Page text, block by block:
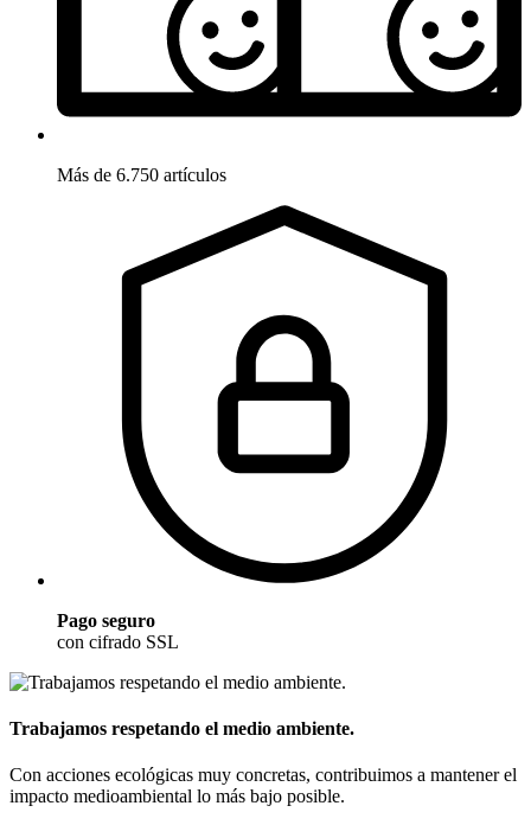
Más de 6.750 artículos
Pago seguro
con cifrado SSL
Trabajamos respetando el medio ambiente.
Con acciones ecológicas muy concretas, contribuimos a mantener el
impacto medioambiental lo más bajo posible.